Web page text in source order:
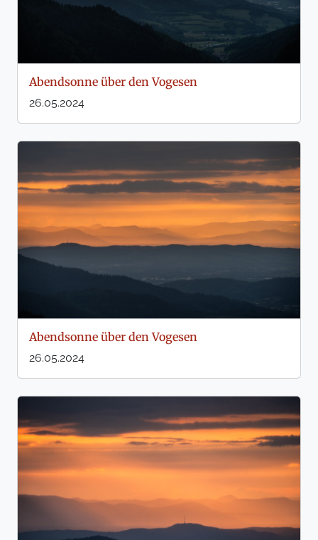
Abendsonne über den Vogesen
26.05.2024
Abendsonne über den Vogesen
26.05.2024